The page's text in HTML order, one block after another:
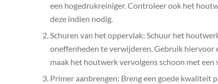
een hogedrukreiniger. Controleer ook het
deze indien nodig.
Schuren van het oppervlak: Schuur het
oneffenheden te verwijderen. Gebruik hiervoor
maak het houtwerk vervolgens schoon met
Primer aanbrengen: Breng een goede kwaliteit